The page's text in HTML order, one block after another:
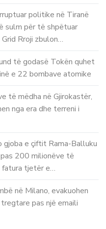
politike në Tiranë
sulm për të shpëtuar
Rroji zbulon…
të godasë Tokën quhet
e 22 bombave atomike
të mëdha në Gjirokastër,
nga era dhe terreni i
gjoba e çiftit Rama-Balluku
200 milionëve të
tjetër e…
në Milano, evakuohen
pas një emaili